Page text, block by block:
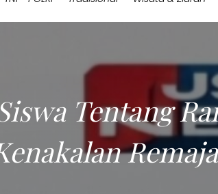
Tentang
Remaja